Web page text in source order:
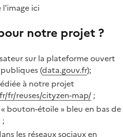
notre projet ?
sur la plateforme ouvert
(data.gouv.fr);
à notre projet
fr/reuses/cityzen-map/ ;
bouton-étoile » bleu en bas de
;
les réseaux sociaux en